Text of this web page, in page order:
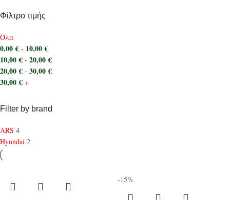
Φίλτρο τιμής
Όλα
0,00€ - 10,00€
10,00€ - 20,00€
20,00€ - 30,00€
30,00€ +
Filter by brand
ARS 4
Hyundai 2
-15%